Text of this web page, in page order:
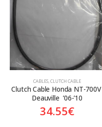
CABLES,CLUTCH CABLE
Clutch Cable Honda NT-700V
Deauville  ’06-’10
34.55€